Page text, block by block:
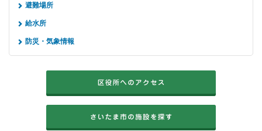
避難場所
給水所
防災・気象情報